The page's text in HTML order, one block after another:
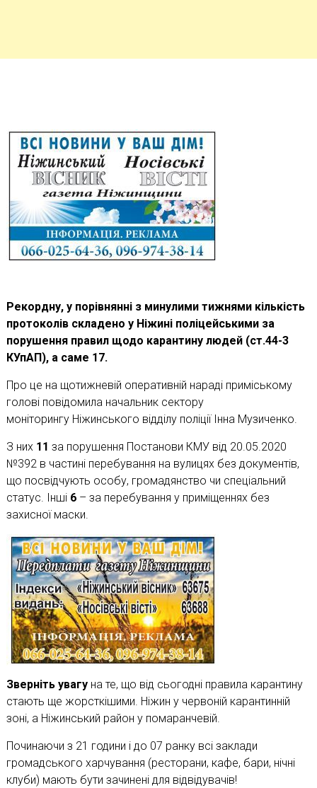
Рекордну, у порівнянні з минулими тижнями кількість
протоколів складено у Ніжині поліцейськими за
порушення правил щодо карантину людей (ст.44-3
КУпАП), а саме 17.
Про це на щотижневій оперативній нараді приміському
голові повідомила начальник сектору
моніторингу Ніжинського відділу поліції Інна Музиченко.
З них 11 за порушення Постанови КМУ від 20.05.2020
№392 в частині перебування на вулицях без документів,
що посвідчують особу, громадянство чи спеціальний
статус. Інші 6– за перебування у приміщеннях без
захисної маски.
Зверніть увагуна те, що від сьогодні правила карантину
стають ще жорсткішими. Ніжин у червоній карантинній
зоні, а Ніжинський район у помаранчевій.
Починаючи з 21 години і до 07 ранку всі заклади
громадського харчування (ресторани, кафе, бари, нічні
клуби) мають бути зачинені для відвідувачів!